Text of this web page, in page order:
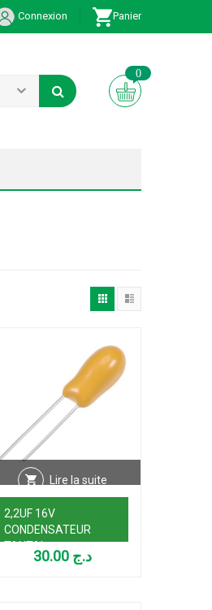
Connexion Panier
0
Lire la suite
2,2UF 16V
CONDENSATEUR
TANTAL
د.ج 30.00